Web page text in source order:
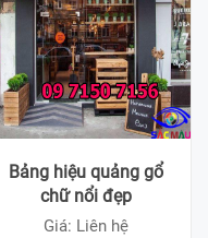
Bảng hiệu quảng gổ
chữ nổi đẹp
Giá: Liên hệ